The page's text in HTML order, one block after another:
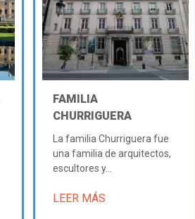
FAMILIA
CHURRIGUERA
La familia Churriguera fue
una familia de arquitectos,
escultores y...
LEER MÁS